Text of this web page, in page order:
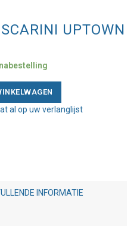
UPTOWN
al op uw verlanglijst
INFORMATIE